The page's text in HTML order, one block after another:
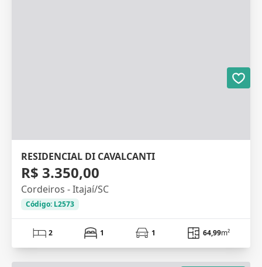
RESIDENCIAL DI CAVALCANTI
R$ 3.350,00
Cordeiros - Itajaí/SC
Código: L2573
2 1 1 64,99m²